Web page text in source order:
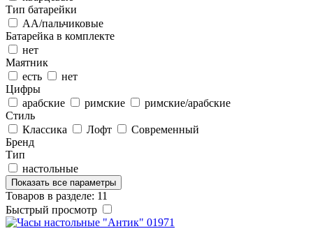
Тип батарейки
АА/пальчиковые
Батарейка в комплекте
нет
Маятник
есть
нет
Цифры
арабские
римские
римские/арабские
Стиль
Классика
Лофт
Современный
Бренд
Тип
настольные
Показать все параметры
Товаров в разделе: 11
Быстрый просмотр